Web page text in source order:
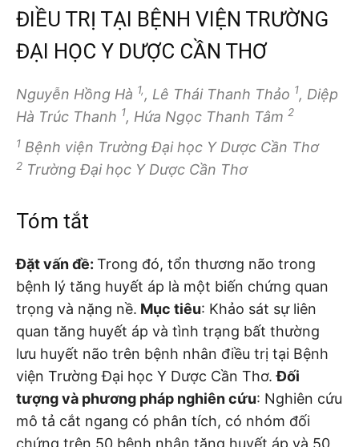
ĐIỀU TRỊ TẠI BỆNH VIỆN TRƯỜNG
ĐẠI HỌC Y DƯỢC CẦN THƠ
Nguyễn Hồng Hà 1,, Lê Thái Thanh Thảo 1, Diệp
Hà Trúc Thanh 1, Hứa Ngọc Thanh Tâm 2
1 Bệnh viện Trường Đại học Y Dược Cần Thơ
2 Trường Đại học Y Dược Cần Thơ
Tóm tắt
Đặt vấn đề: Trong đó, tổn thương não trong
bệnh lý tăng huyết áp là một biến chứng quan
trọng và nặng nề. Mục tiêu: Khảo sát sự liên
quan tăng huyết áp và tình trạng bất thường
lưu huyết não trên bệnh nhân điều trị tại Bệnh
viện Trường Đại học Y Dược Cần Thơ.Đối
tượng và phương pháp nghiên cứu: Nghiên cứu
mô tả cắt ngang có phân tích, có nhóm đối